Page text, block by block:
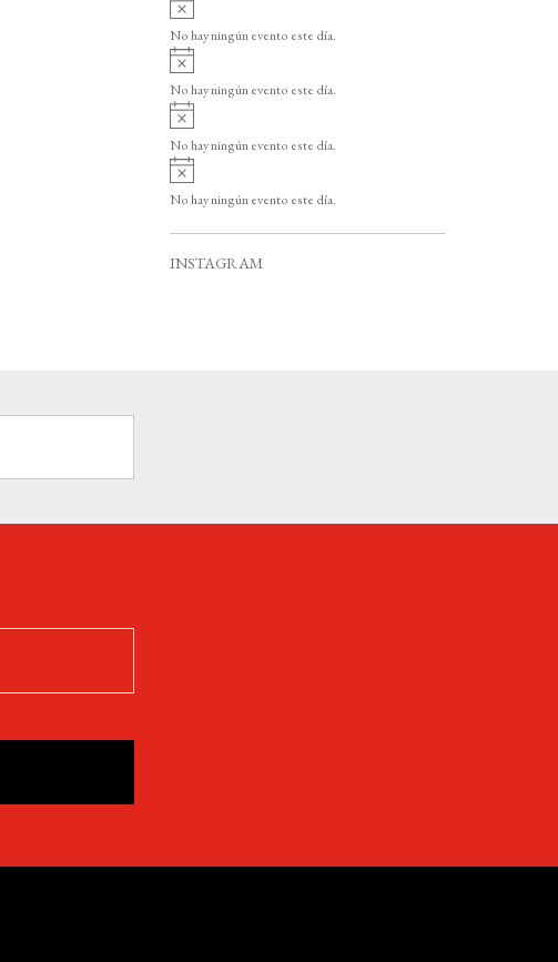
o
v
i
o
No hay ningún evento este día.
v
i
o
No hay ningún evento este día.
A
v
i
o
No hay ningún evento este día.
A
v
i
No hay ningún evento este día.
INSTAGRAM